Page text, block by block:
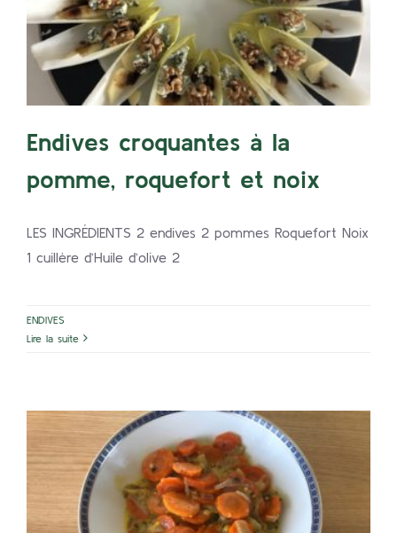
pomme, roquefort et noix
ENDIVES
Endives croquantes à la
pomme, roquefort et noix
LES INGRÉDIENTS 2 endives 2 pommes Roquefort Noix
1 cuillère d’Huile d’olive 2
ENDIVES
Lire la suite
Poêlée de carottes et